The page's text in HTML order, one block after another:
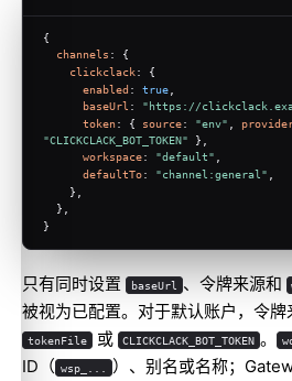
{
channels : {
clickclack: {
enabled : true
baseUrl : "https://
token: { source: "env"
"CLICKCLACK_BOT_TOKEN" },
workspace: "default"
defaultTo: "channel:general"
    },
  },
}
只有同时设置 baseUrl 、令牌来源和
被视为已配置。对于默认账户，令牌
tokenFile 或 CLICKCLACK_BOT_TOKEN 。
ID（ wsp_...
）、别名或名称；